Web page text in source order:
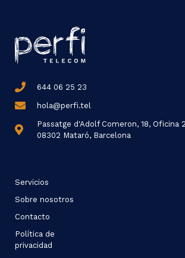
644 06 25 23
hola@perfi.tel
Passatge d'Adolf Comeron, 18, Oficina
08302 Mataró, Barcelona
Servicios
Sobre nosotros
Contacto
Política de
privacidad